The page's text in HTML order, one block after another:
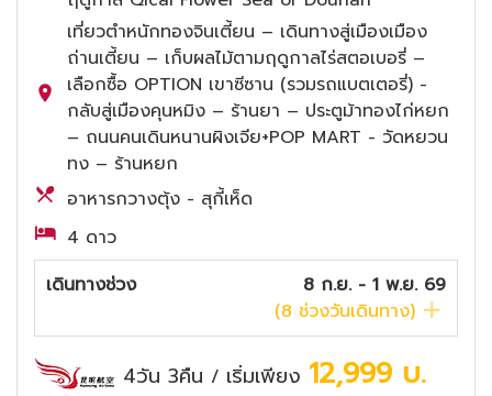
เที่ยวตำหนักทองจินเตี้ยน – เดินทางสู่เมืองเมือง
ถ่านเตี้ยน – เก็บผลไม้ตามฤดูกาลไร่สตอเบอรี่ –
เลือกซื้อ OPTION เขาซีซาน (รวมรถแบตเตอรี่) -
กลับสู่เมืองคุนหมิง – ร้านยา – ประตูม้าทองไก่หยก
– ถนนคนเดินหนานผิงเจีย+POP MART - วัดหยวน
ทง – ร้านหยก
อาหารกวางตุ้ง - สุกี้เห็ด
4 ดาว
เดินทางช่วง
8 ก.ย. - 1 พ.ย. 69
(8 ช่วงวันเดินทาง)
4วัน 3คืน / เริ่มเพียง 12,999 บ.